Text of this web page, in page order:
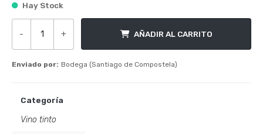
Hay Stock
-
Tarsus Finca El Canto cantidad
+ AÑADIR AL CARRITO
Enviado por: Bodega (Santiago de Compostela)
Categoría
Vino tinto